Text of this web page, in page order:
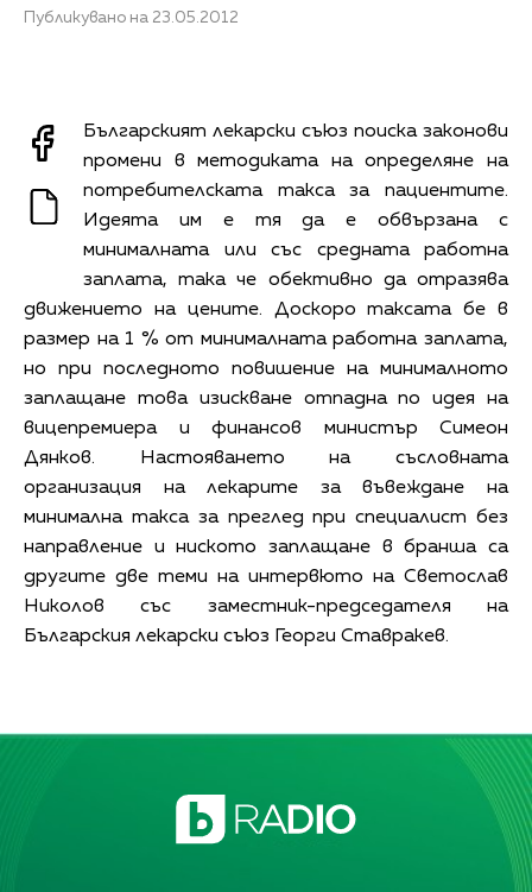
Публикувано на 23.05.2012
Българският лекарски съюз поиска законови
промени в методиката на определяне на
потребителската такса за пациентите.
Идеята им е тя да е обвързана с
минималната или със средната работна
заплата, така че обективно да отразява
движението на цените. Доскоро таксата бе в
размер на 1 % от минималната работна заплата,
но при последното повишение на минималното
заплащане това изискване отпадна по идея на
вицепремиера и финансов министър Симеон
Дянков. Настояването на съсловната
организация на лекарите за въвеждане на
минимална такса за преглед при специалист без
направление и ниското заплащане в бранша са
другите две теми на интервюто на Светослав
Николов със заместник-председателя на
Българския лекарски съюз Георги Ставракев.